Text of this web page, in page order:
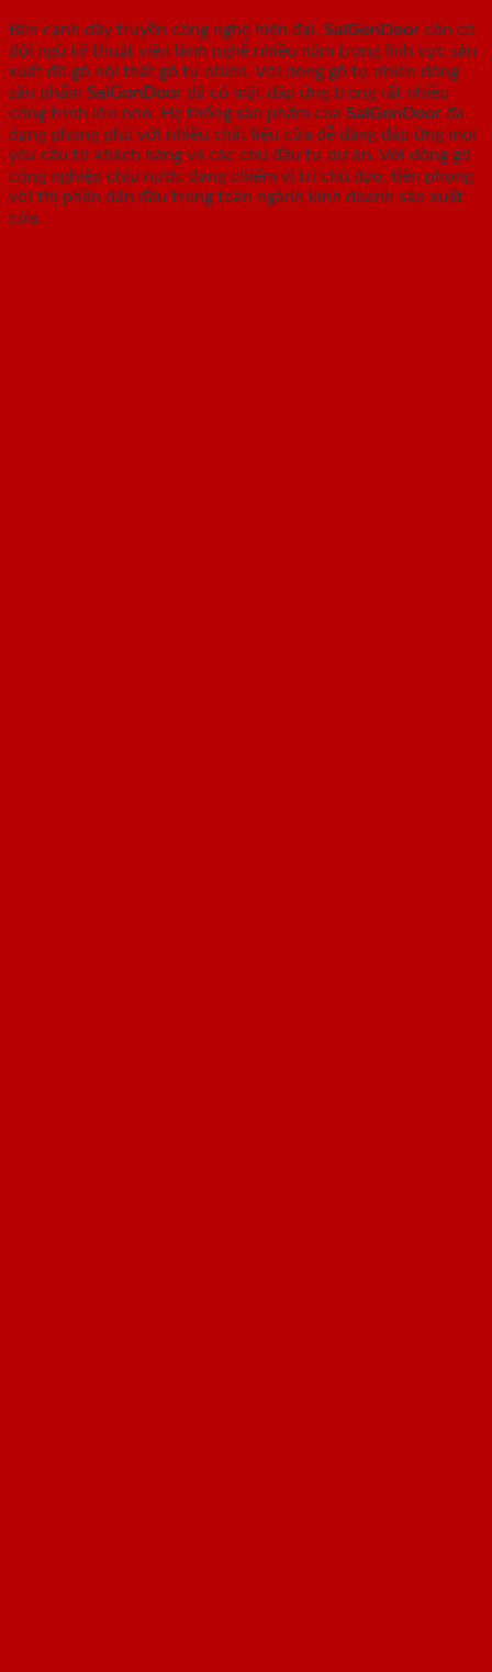
Bên cạnh dây truyền công nghệ hiện đại, SaiGonDoor còn có
đội ngũ kỹ thuật viên lành nghề nhiều năm trong lĩnh vực sản
xuất đồ gỗ nội thất gỗ tự nhiên. Với dòng gỗ tự nhiên dòng
sản phẩm SaiGonDoor đã có mặt đáp ứng trong rất nhiều
công trình lớn nhỏ. Hệ thống sản phẩm của SaiGonDoor đa
dạng phong phú với nhiều chất liệu cửa dễ dàng đáp ứng mọi
yêu cầu từ khách hàng và các chủ đầu tư dự án. Với dòng gỗ
công nghiệp chịu nước đang chiếm vị trí chủ đạo, tiên phong
với thị phần dẫn đầu trong toàn ngành kinh doanh sản xuất
cửa.